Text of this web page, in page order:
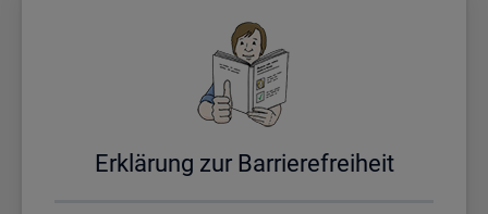
Er­klä­rung zur Bar­rie­re­frei­heit